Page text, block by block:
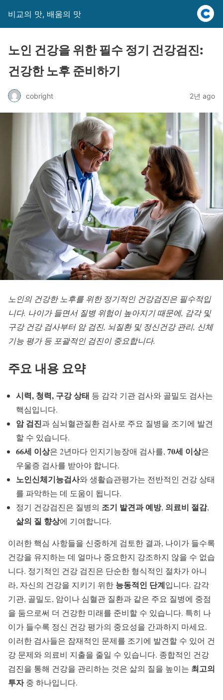
비교의 맛, 배움의 맛
노인 건강을 위한 필수 정기 건강검진:
건강한 노후 준비하기
cobright 2년 ago
노인의 건강한 노후를 위한 정기적인 건강검진은 필수적입
니다. 나이가 들면서 질병 위험이 높아지기 때문에, 감각 및
구강 건강 검사부터 암 검진, 뇌질환 및 정신건강 관리, 신체
기능 평가 등 포괄적인 검진이 중요합니다.
주요 내용 요약
시력, 청력, 구강 상태 등 감각 기관 검사와 골밀도 검사는
핵심입니다.
암 검진과 심뇌혈관질환 검사로 주요 질병을 조기에 발견
할 수 있습니다.
66세 이상은 2년마다 인지기능장애 검사를, 70세 이상은
우울증 검사를 받아야 합니다.
노인신체기능검사와 생활습관평가는 전반적인 건강 상태
를 파악하는 데 도움이 됩니다.
정기 건강검진은 질병의 조기 발견과 예방, 의료비 절감,
삶의 질 향상에 기여합니다.
이러한 핵심 사항들을 신중하게 검토한 결과, 나이가 들수록
건강을 유지하는 데 얼마나 중요한지 강조하지 않을 수 없습
니다. 정기적인 건강 검진은 단순한 형식적인 절차가 아니
라, 자신의 건강을 지키기 위한 능동적인 단계입니다. 감각
기관, 골밀도, 암이나 심혈관 질환과 같은 주요 질병에 중점
을 둠으로써 더 건강한 미래를 준비할 수 있습니다. 특히 나
이가 들수록 정신 건강 평가의 중요성을 간과하지 마세요.
이러한 검사들은 잠재적인 문제를 조기에 발견할 수 있어 건
강 문제와 의료비 지출을 줄일 수 있습니다. 종합적인 건강
검진을 통해 건강을 관리하는 것은 삶의 질을 높이는 최고의
투자중 하나입니다.